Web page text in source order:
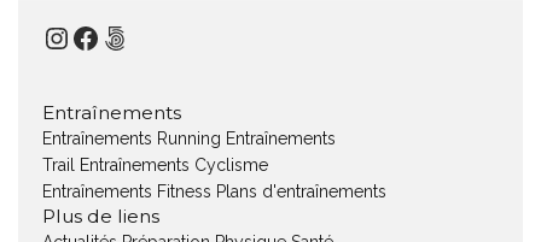
Instagram
Facebook
500px
Entraînements
Entraînements Running Entraînements
Trail
Entraînements Cyclisme
Entraînements Fitness Plans d'entraînements
Plus de liens